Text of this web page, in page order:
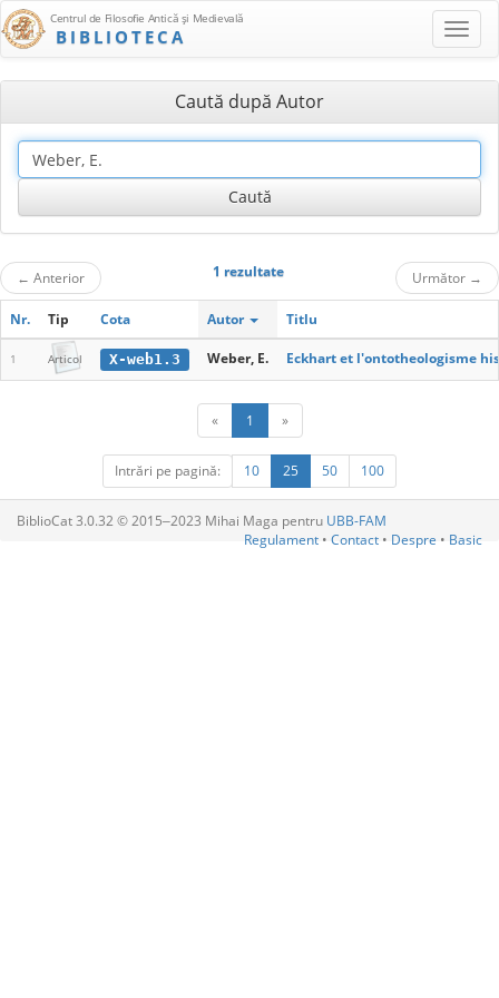
Centrul de Filosofie Antică şi Medievală
BIBLIOTECA
Caută după Autor
← Anterior 1 rezultate Următor →
Nr. Tip Cota Autor Titlu
1 Articol X-web1.3 Weber, E. Eckhart et l'ontotheologisme
« 1 »
Intrări pe pagină: 10 25 50 100
BiblioCat 3.0.32 © 2015‒2023 Mihai Maga pentru UBB-FAM
Regulament • Contact • Despre • Basic